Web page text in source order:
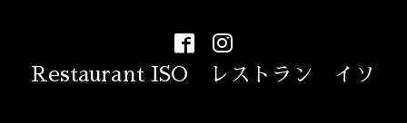
Restaurant ISO レストラン イソ